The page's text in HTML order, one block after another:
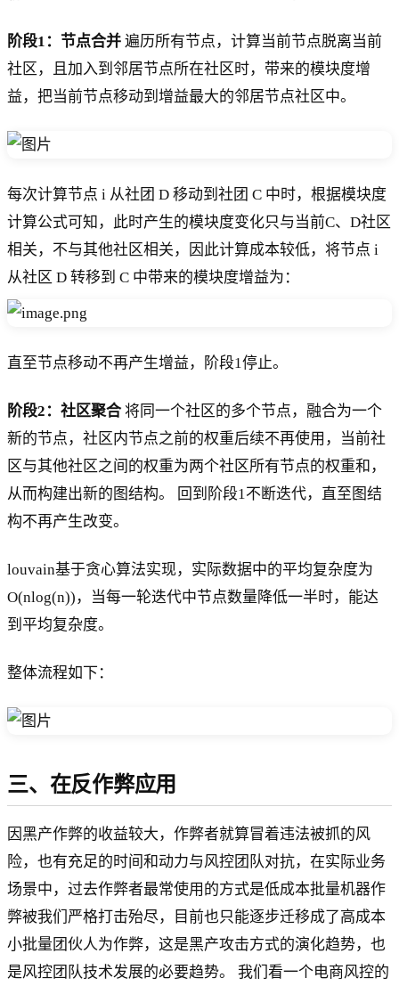
阶段1：节点合并 遍历所有节点，计算当前节点脱离当前
社区，且加入到邻居节点所在社区时，带来的模块度增
益，把当前节点移动到增益最大的邻居节点社区中。
每次计算节点 i 从社团 D 移动到社团 C 中时，根据模块度
计算公式可知，此时产生的模块度变化只与当前C、D社区
相关，不与其他社区相关，因此计算成本较低，将节点 i
从社区 D 转移到 C 中带来的模块度增益为：
直至节点移动不再产生增益，阶段1停止。
阶段2：社区聚合 将同一个社区的多个节点，融合为一个
新的节点，社区内节点之前的权重后续不再使用，当前社
区与其他社区之间的权重为两个社区所有节点的权重和，
从而构建出新的图结构。 回到阶段1不断迭代，直至图结
构不再产生改变。
louvain基于贪心算法实现，实际数据中的平均复杂度为
O(nlog(n))，当每一轮迭代中节点数量降低一半时，能达
到平均复杂度。
整体流程如下：
三、在反作弊应用
因黑产作弊的收益较大，作弊者就算冒着违法被抓的风
险，也有充足的时间和动力与风控团队对抗，在实际业务
场景中，过去作弊者最常使用的方式是低成本批量机器作
弊被我们严格打击殆尽，目前也只能逐步迁移成了高成本
小批量团伙人为作弊，这是黑产攻击方式的演化趋势，也
是风控团队技术发展的必要趋势。 我们看一个电商风控的